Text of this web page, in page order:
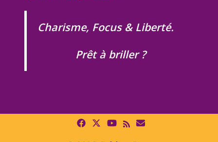
Charisme, Focus & Liberté.
Prêt à briller ?